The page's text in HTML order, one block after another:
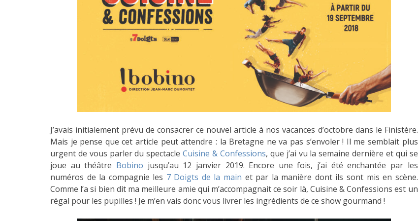
J’avais initialement prévu de consacrer ce nouvel article à nos vacances d’octobre dans le Finistère.
Mais je pense que cet article peut attendre : la Bretagne ne va pas s’envoler ! Il me semblait plus
urgent de vous parler du spectacleCuisine & Confessions, que j’ai vu la semaine dernière et qui se
joue au théâtre Bobino jusqu’au 12 janvier 2019. Encore une fois, j’ai été enchantée par les
numéros de la compagnie les 7 Doigts de la main et par la manière dont ils sont mis en scène.
Comme l’a si bien dit ma meilleure amie qui m’accompagnait ce soir là, Cuisine & Confessions est un
régal pour les pupilles ! Je m’en vais donc vous livrer les ingrédients de ce show gourmand !